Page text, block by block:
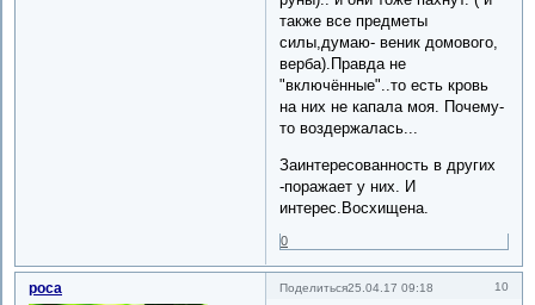
также все предметы
силы,думаю- веник домового,
верба).Правда не
"включённые"..то есть кровь
на них не капала моя. Почему-
то воздержалась...
Заинтересованность в других
-поражает у них. И
интерес.Восхищена.
0
Поделиться 10
25.04.17 09:18
роса